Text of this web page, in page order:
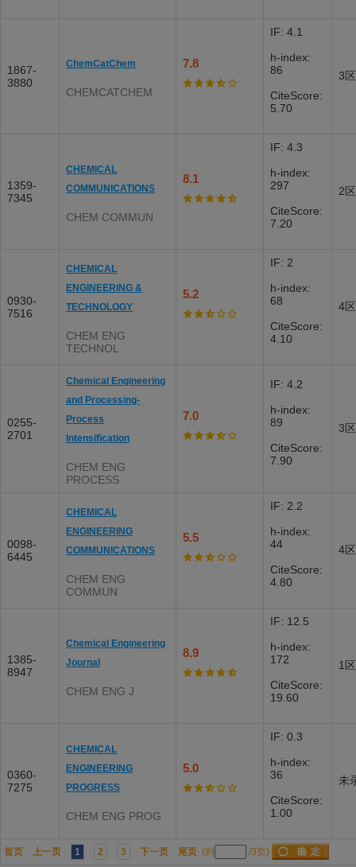
1867-
3880
ChemCatChem
CHEMCATCHEM
7.8
IF: 4.1
h-index:
86
CiteScore:
5.70
3区
1359-
7345
CHEMICAL
COMMUNICATIONS
CHEM COMMUN
8.1
IF: 4.3
h-index:
297
CiteScore:
7.20
2区
0930-
7516
CHEMICAL
ENGINEERING &
TECHNOLOGY
CHEM ENG
TECHNOL
5.2
IF: 2
h-index:
68
CiteScore:
4.10
4区
0255-
2701
Chemical Engineering
and Processing-
Process
Intensification
CHEM ENG
PROCESS
7.0
IF: 4.2
h-index:
89
CiteScore:
7.90
3区
0098-
6445
CHEMICAL
ENGINEERING
COMMUNICATIONS
CHEM ENG
COMMUN
5.5
IF: 2.2
h-index:
44
CiteScore:
4.80
4区
1385-
8947
Chemical Engineering
Journal
CHEM ENG J
8.9
IF: 12.5
h-index:
172
CiteScore:
19.60
1区
0360-
7275
CHEMICAL
ENGINEERING
PROGRESS
CHEM ENG PROG
5.0
IF: 0.3
h-index:
36
CiteScore:
1.00
未
首页 上一页 1 2 3 下一页 尾页 (到 /3页)